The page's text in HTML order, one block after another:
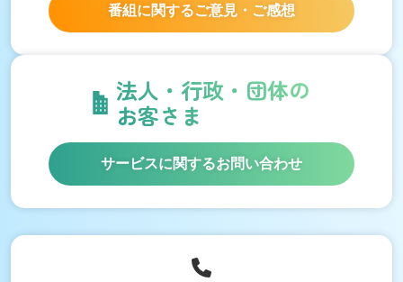
番組に関するご意見・ご感想
法人・行政・団体の
お客さま
サービスに関するお問い合わせ